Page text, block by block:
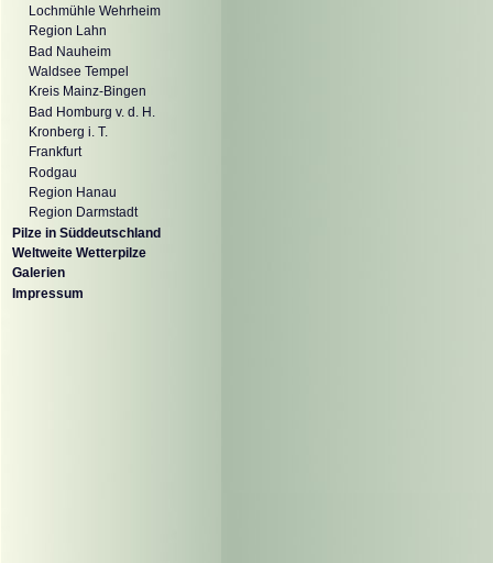
Lochmühle Wehrheim
Region Lahn
Bad Nauheim
Waldsee Tempel
Kreis Mainz-Bingen
Bad Homburg v. d. H.
Kronberg i. T.
Frankfurt
Rodgau
Region Hanau
Region Darmstadt
Pilze in Süddeutschland
Weltweite Wetterpilze
Galerien
Impressum